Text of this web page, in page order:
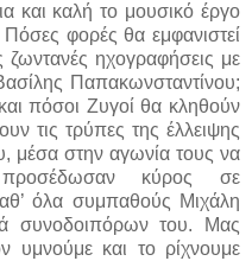
και καλή το μουσικό έργο
Πόσες φορές θα εμφανιστεί
ηχογραφήσεις με
Παπακωνσταντίνου;
πόσοι Ζυγοί θα κληθούν
τις τρύπες της έλλειψης
μέσα στην αγωνία τους να
προσέδωσαν κύρος σε
όλα συμπαθούς Μιχάλη
συνοδοιπόρων του. Μας
υμνούμε και το ρίχνουμε